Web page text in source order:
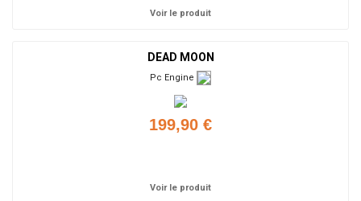
Voir le produit
DEAD MOON
Pc Engine
199,90 €
Voir le produit